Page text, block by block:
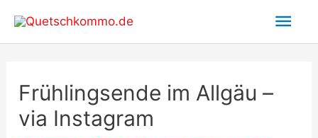
Inhalt
Frühlingsende im Allgäu –
via Instagram